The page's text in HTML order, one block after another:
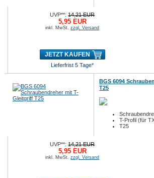
UVP**:14,21 EUR
5,95 EUR
inkl. MwSt.zzgl. Versand
JETZT KAUFEN
Lieferfrist 5 Tage*
BGS 6094
T25
T-Profil (für
T25
UVP**:14,21 EUR
5,95 EUR
inkl. MwSt.zzgl. Versand